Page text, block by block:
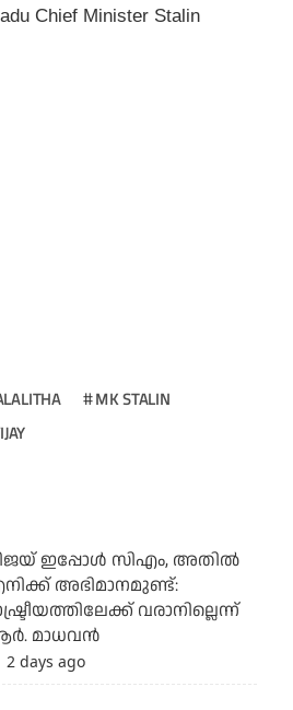
Chief Minister Stalin
MK STALIN
ഇപ്പോൾ സിഎം, അതിൽ
അഭിമാനമുണ്ട്:
വരാനില്ലെന്ന്
മാധവൻ
2 days ago